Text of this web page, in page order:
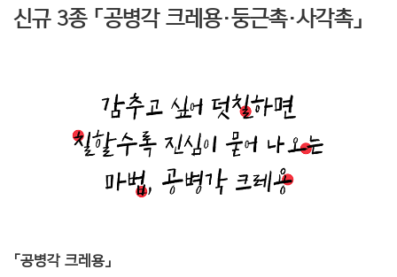
신규 3종 「공병각 크레용·둥근촉·사각촉」
「공병각 크레용」